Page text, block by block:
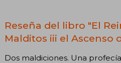
Reseña del libro "El
Malditos iii el Ascenso
Dos maldiciones. Una